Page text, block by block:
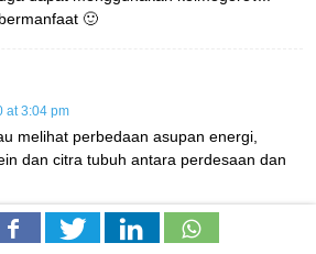
🙂
at 3:04 pm
melihat perbedaan asupan energi,
dan citra tubuh antara perdesaan dan
ya